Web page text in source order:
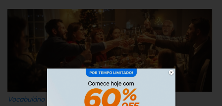
Vocabulário